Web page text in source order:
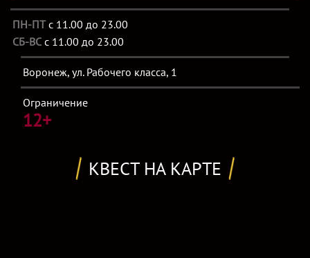
ПН-ПТс 11.00 до 23.00
СБ-ВС с 11.00 до 23.00
Воронеж, ул. Рабочего класса, 1
Ограничение
12+
КВЕСТ НА КАРТЕ